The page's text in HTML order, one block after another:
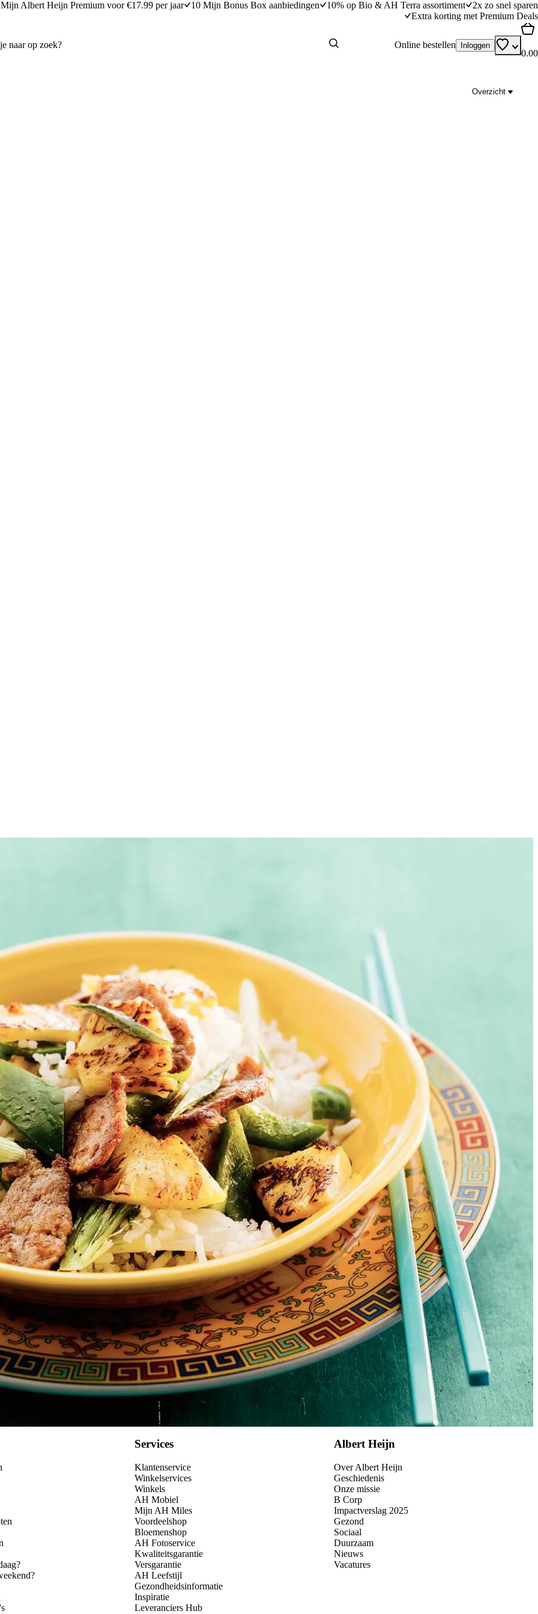
Mijn Albert Heijn Premium voor €17.99 per jaar 10 Mijn Bonus Box aanbiedingen 10% op Bio & AH Terra assortiment
2x zo snel sparen
Extra korting met Premium Deals
Online bestellen Inloggen
0.00
Overzicht
Kies producten
smaak toe. Voeg de varkenshaas toe en bedek aan alle kanten met bloem. Schud overtollige bloem af.
Neem uit de wok. Maak de wok schoon, verhit er de rest van de olie in en roerbak de paprika 2 min. Voeg de ananas toe en bak 1
Lekker met witte rijst en een komkommersalade met taugé.
Wat vond je van dit recept?
Services
Klantenservice
Winkelservices
Winkels
AH Mobiel
Mijn AH Miles
Voordeelshop
Bloemenshop
AH Fotoservice
Kwaliteitsgarantie
Versgarantie
AH Leefstijl
Gezondheidsinformatie
Inspiratie
Leveranciers Hub
Albert Heijn
Over Albert Heijn
Geschiedenis
Onze missie
B Corp
Impactverslag 2025
Gezond
Sociaal
Duurzaam
Nieuws
Vacatures